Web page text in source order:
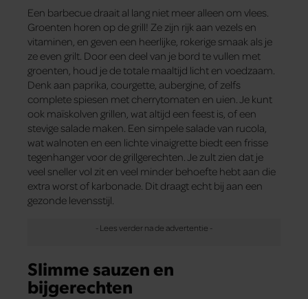
Een barbecue draait al lang niet meer alleen om vlees.
Groenten horen op de grill! Ze zijn rijk aan vezels en
vitaminen, en geven een heerlijke, rokerige smaak als je
ze even grilt. Door een deel van je bord te vullen met
groenten, houd je de totale maaltijd licht en voedzaam.
Denk aan paprika, courgette, aubergine, of zelfs
complete spiesen met cherrytomaten en uien. Je kunt
ook maïskolven grillen, wat altijd een feest is, of een
stevige salade maken. Een simpele salade van rucola,
wat walnoten en een lichte vinaigrette biedt een frisse
tegenhanger voor de grillgerechten. Je zult zien dat je
veel sneller vol zit en veel minder behoefte hebt aan die
extra worst of karbonade. Dit draagt echt bij aan een
gezonde levensstijl.
Slimme sauzen en
bijgerechten